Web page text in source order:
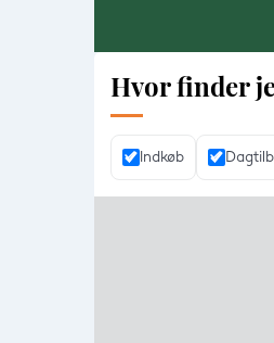
Hvor finder
Indkøb